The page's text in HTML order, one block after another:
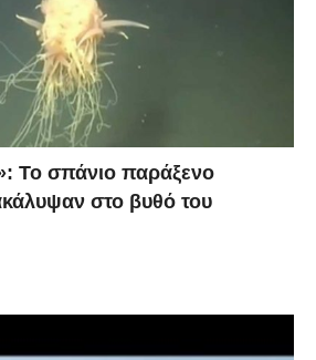
Το σπάνιο παράξενο
στο βυθό του